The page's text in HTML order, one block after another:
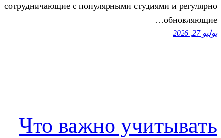
сотрудничающие с популярными
Что важно